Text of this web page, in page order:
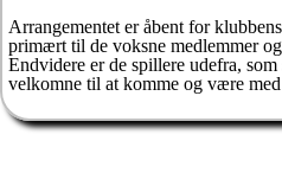
Arrangementet er åbent for
primært til de voksne medlemmer
Endvidere er de spillere udefra,
velkomne til at komme og være med